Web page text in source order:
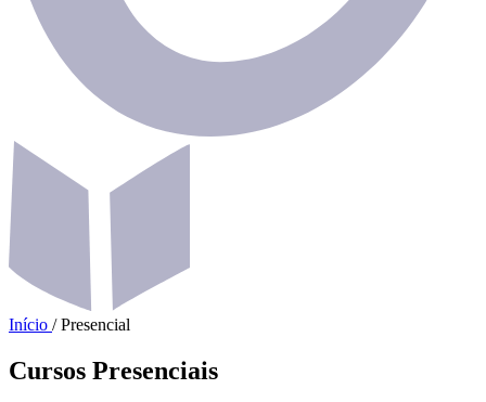
Início / Presencial
Cursos Presenciais